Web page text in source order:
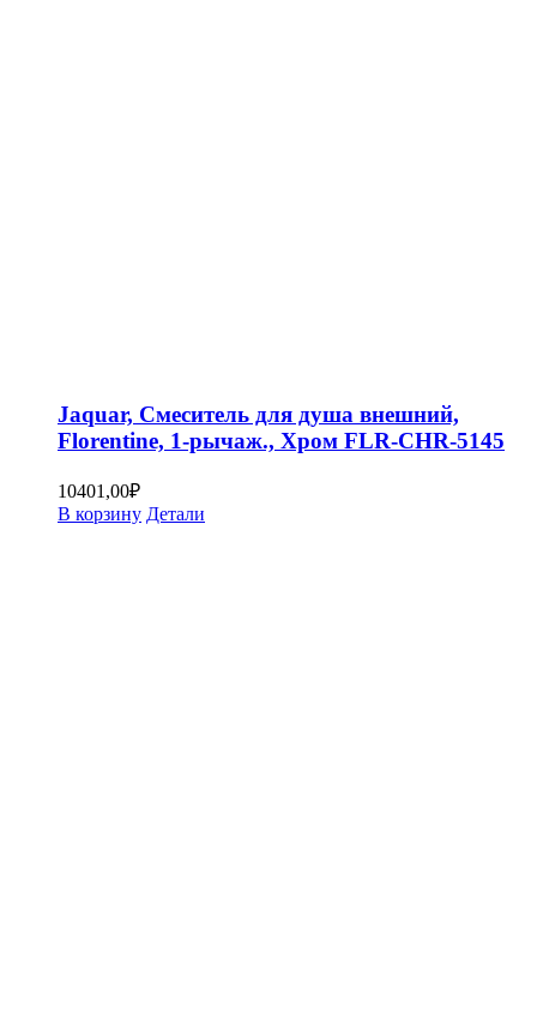
Jaquar, Смеситель для душа внешний,
Florentine, 1-рычаж., Хром FLR-CHR-5145
10401,00₽
В корзину Детали